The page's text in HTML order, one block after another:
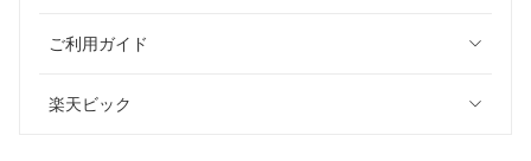
ご利用ガイド
楽天ビック